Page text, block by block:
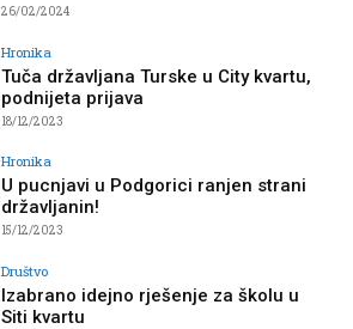
26/02/2024
Hronika
Tuča državljana Turske u City kvartu,
podnijeta prijava
18/12/2023
Hronika
U pucnjavi u Podgorici ranjen strani
državljanin!
15/12/2023
Društvo
Izabrano idejno rješenje za školu u
Siti kvartu